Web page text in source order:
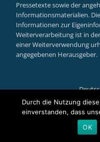
Pressetexte sowie der
Informationsmaterialien.
Informationen zur
Weiterverarbeitung ist in
einer Weiterverwendung
angegebenen Herausgeber.
Secondary
Llorix One Lite
Durch die Nutzung
einverstanden, dass
OK